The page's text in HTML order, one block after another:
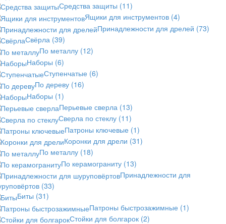
Средства защиты (11)
Ящики для инструментов (4)
Принадлежности для дрелей (73)
Свёрла (39)
По металлу (12)
Наборы (6)
Ступенчатые (6)
По дереву (16)
Наборы (1)
Перьевые сверла (13)
Сверла по стеклу (11)
Патроны ключевые (1)
Коронки для дрели (31)
По металлу (18)
По керамограниту (13)
Принадлежности для
(33)
Биты (31)
Патроны быстрозажимные (1)
Стойки для болгарок (2)